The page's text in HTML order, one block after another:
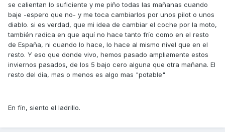
se calientan lo suficiente y me piño todas las mañanas cuando
baje -espero que no- y me toca cambiarlos por unos pilot o unos
diablo. si es verdad, que mi idea de cambiar el coche por la moto,
también radica en que aquí no hace tanto frío como en el resto
de España, ni cuando lo hace, lo hace al mismo nivel que en el
resto. Y eso que donde vivo, hemos pasado ampliamente estos
inviernos pasados, de los 5 bajo cero alguna que otra mañana. El
resto del día, mas o menos es algo mas "potable"
En fín, siento el ladrillo.